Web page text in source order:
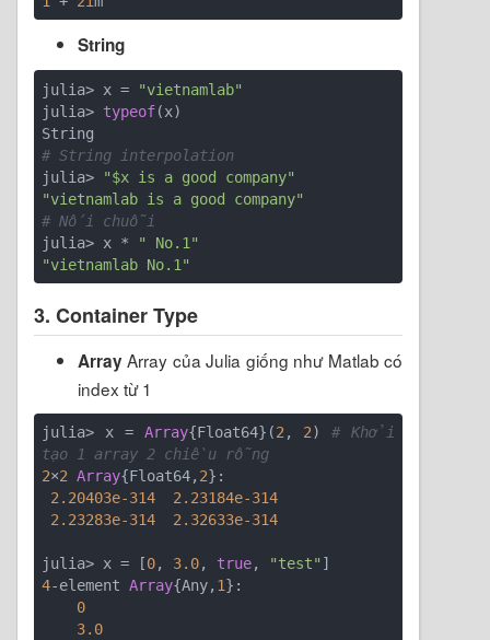
String
julia> x =
"vietnamlab"
julia> typeof(x)
# String interpolation
julia>
"$x is a good company"
"vietnamlab is a good company"
# Nối chuỗi
julia> x *
" No.1"
"vietnamlab No.1"
3. Container Type
ArrayArray của Julia giống như Matlab có
index từ 1
julia> x = Array{Float64}(2 , 2) # Khởi
tạo 1 array 2 chiều rỗng
2×2 Array{Float64, 2}:
2.20403e-314
2.23184e-314
2.23283e-314
2.32633e-314
julia> x = [0, 3.0, true, "test"
4-element Array{Any, 1}:
0
3.0